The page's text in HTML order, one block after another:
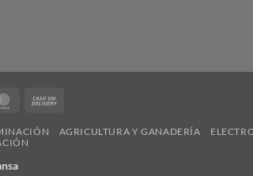
MasterCard
Delivery
AGRICULTURA Y GANADERÍA